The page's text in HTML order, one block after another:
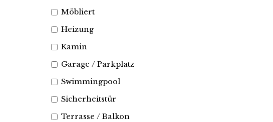
Möbliert
Heizung
Kamin
Garage / Parkplatz
Swimmingpool
Sicherheitstür
Terrasse / Balkon